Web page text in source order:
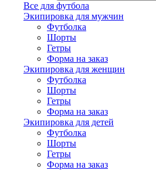
Все для футбола
Экипировка для мужчин
Футболка
Шорты
Гетры
Форма на заказ
Экипировка для женщин
Футболка
Шорты
Гетры
Форма на заказ
Экипировка для детей
Футболка
Шорты
Гетры
Форма на заказ